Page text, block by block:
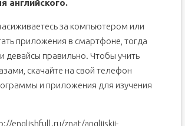
английского.
за компьютером или
приложения в смартфоне, тогда
девайсы правильно. Чтобы учить
скачайте на свой телефон
и приложения для изучения
englishfull.ru/znat/anglijskij-